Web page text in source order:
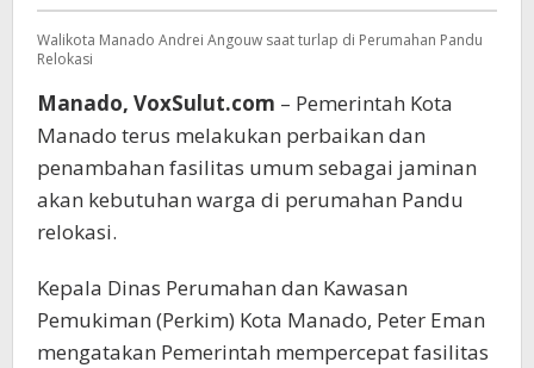
Walikota Manado Andrei Angouw saat turlap di Perumahan Pandu
Relokasi
Manado, VoxSulut.com – Pemerintah Kota
Manado terus melakukan perbaikan dan
penambahan fasilitas umum sebagai jaminan
akan kebutuhan warga di perumahan Pandu
relokasi.
Kepala Dinas Perumahan dan Kawasan
Pemukiman (Perkim) Kota Manado, Peter Eman
mengatakan Pemerintah mempercepat fasilitas